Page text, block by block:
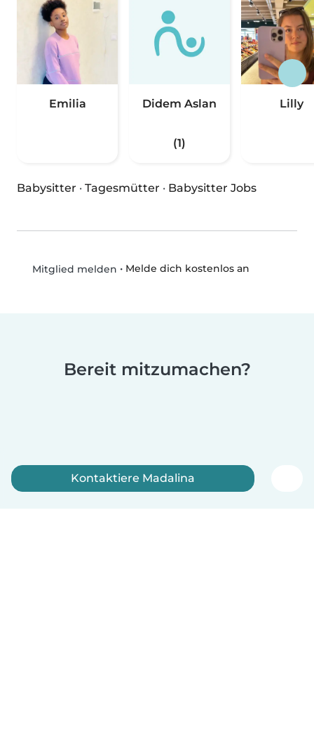
Emilia Didem Aslan
(1)
Lilly
Babysitter · Tagesmütter · Babysitter Jobs
Mitglied melden • Melde dich kostenlos an
Bereit mitzumachen?
Kontaktiere Madalina